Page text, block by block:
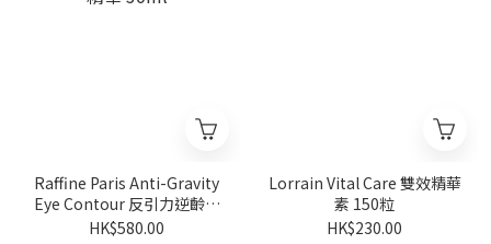
Raffine Paris Anti-Gravity
Eye Contour 反引力逆齡眼
精華 30ml
HK$580.00
Lorrain Vital Care 雙效精華
素 150粒
HK$230.00